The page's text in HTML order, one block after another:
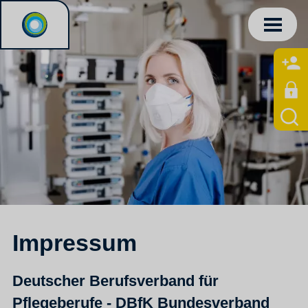
Impressum
Deutscher Berufsverband für
Pflegeberufe - DBfK Bundesverband